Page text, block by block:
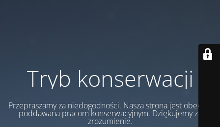
Tryb konserwacji
Przepraszamy za niedogodności. Nasza strona jest obecnie
poddawana pracom konserwacyjnym. Dziękujemy za
zrozumienie.